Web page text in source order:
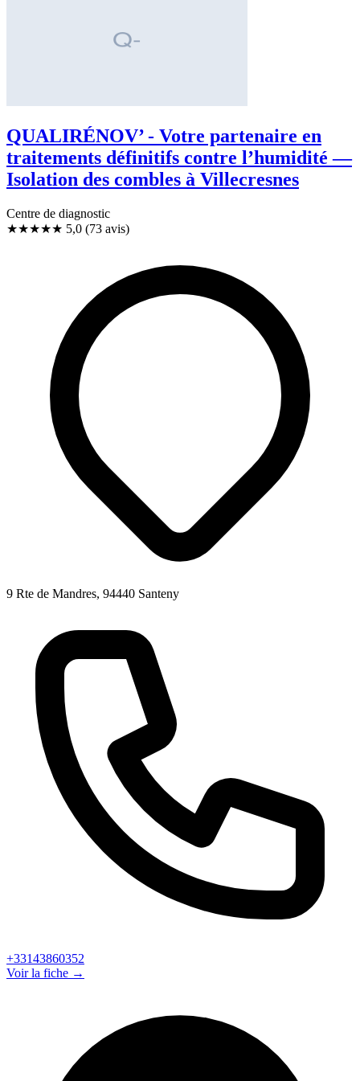
QUALIRÉNOV’ - Votre partenaire en
traitements définitifs contre l’humidité —
Isolation des combles à Villecresnes
Centre de diagnostic
★★★★★ 5,0 (73 avis)
9 Rte de Mandres, 94440 Santeny
+33143860352
Voir la fiche →